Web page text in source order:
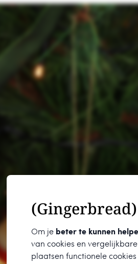
Om je beter te kunnen
van cookies en
plaatsen functionele